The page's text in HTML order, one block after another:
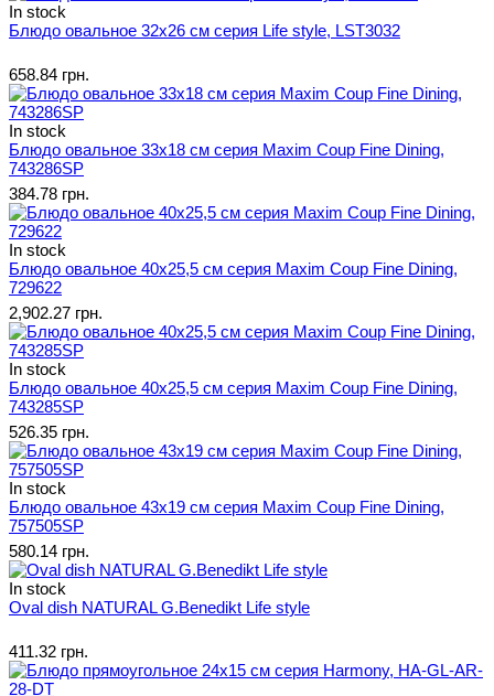
In stock
Блюдо овальное 32х26 см серия Life style, LST3032
658.84 грн.
In stock
Блюдо овальное 33х18 см серия Maxim Coup Fine Dining,
743286SP
384.78 грн.
In stock
Блюдо овальное 40x25,5 см серия Maxim Coup Fine Dining,
729622
2,902.27 грн.
In stock
Блюдо овальное 40х25,5 см серия Maxim Coup Fine Dining,
743285SP
526.35 грн.
In stock
Блюдо овальное 43х19 см серия Maxim Coup Fine Dining,
757505SP
580.14 грн.
In stock
Oval dish NATURAL G.Benedikt Life style
411.32 грн.